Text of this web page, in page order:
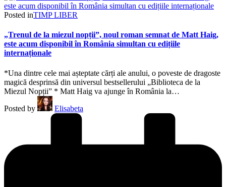
Posted inTIMP LIBER
„Trenul de la miezul nopții”, noul roman semnat de Matt Haig,
este acum disponibil în România simultan cu edițiile
internaționale
*Una dintre cele mai așteptate cărți ale anului, o poveste de dragoste
magică desprinsă din universul bestsellerului „Biblioteca de la
Miezul Nopții” * Matt Haig va ajunge în România la…
Posted by
Elisabeta